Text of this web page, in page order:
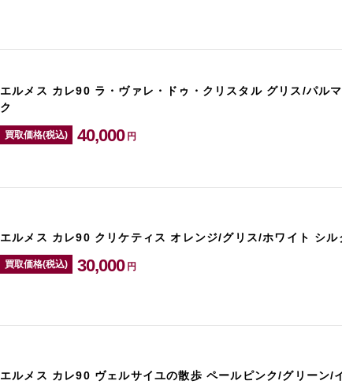
エルメス カレ90 ラ・ヴァレ・ドゥ・クリスタル グリス/パル
ク
買取価格(税込) 40,000 円
エルメス カレ90 クリケティス オレンジ/グリス/ホワイト シル
買取価格(税込) 30,000 円
エルメス カレ90 ヴェルサイユの散歩 ペールピンク/グリーン/